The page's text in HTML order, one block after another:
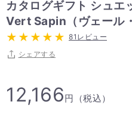
カタログギフト シュエ
Vert Sapin（ヴェール
81レビュー
シェアする
12,166円（税込）